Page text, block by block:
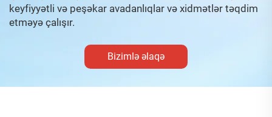
keyfiyyətli və peşəkar avadanlıqlar və xidmətlər təqdim
etməyə çalışır.
Bizimlə əlaqə